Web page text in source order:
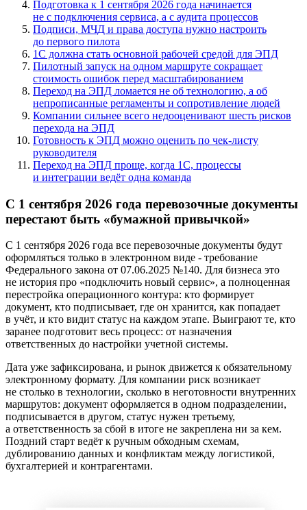
Подготовка к 1 сентября 2026 года начинается
не с подключения сервиса, а с аудита процессов
Подписи, МЧД и права доступа нужно настроить
до первого пилота
1С должна стать основной рабочей средой для ЭПД
Пилотный запуск на одном маршруте сокращает
стоимость ошибок перед масштабированием
Переход на ЭПД ломается не об технологию, а об
непрописанные регламенты и сопротивление людей
Компании сильнее всего недооценивают шесть рисков
перехода на ЭПД
Готовность к ЭПД можно оценить по чек-листу
руководителя
Переход на ЭПД проще, когда 1С, процессы
и интеграции ведёт одна команда
С 1 сентября 2026 года перевозочные документы
перестают быть «бумажной привычкой»
С 1 сентября 2026 года все перевозочные документы будут
оформляться только в электронном виде - требование
Федерального закона от 07.06.2025 №140. Для бизнеса это
не история про «подключить новый сервис», а полноценная
перестройка операционного контура: кто формирует
документ, кто подписывает, где он хранится, как попадает
в учёт, и кто видит статус на каждом этапе. Выиграют те, кто
заранее подготовит весь процесс: от назначения
ответственных до настройки учетной системы.
Дата уже зафиксирована, и рынок движется к обязательному
электронному формату. Для компании риск возникает
не столько в технологии, сколько в неготовности внутренних
маршрутов: документ оформляется в одном подразделении,
подписывается в другом, статус нужен третьему,
а ответственность за сбой в итоге не закреплена ни за кем.
Поздний старт ведёт к ручным обходным схемам,
дублированию данных и конфликтам между логистикой,
бухгалтерией и контрагентами.